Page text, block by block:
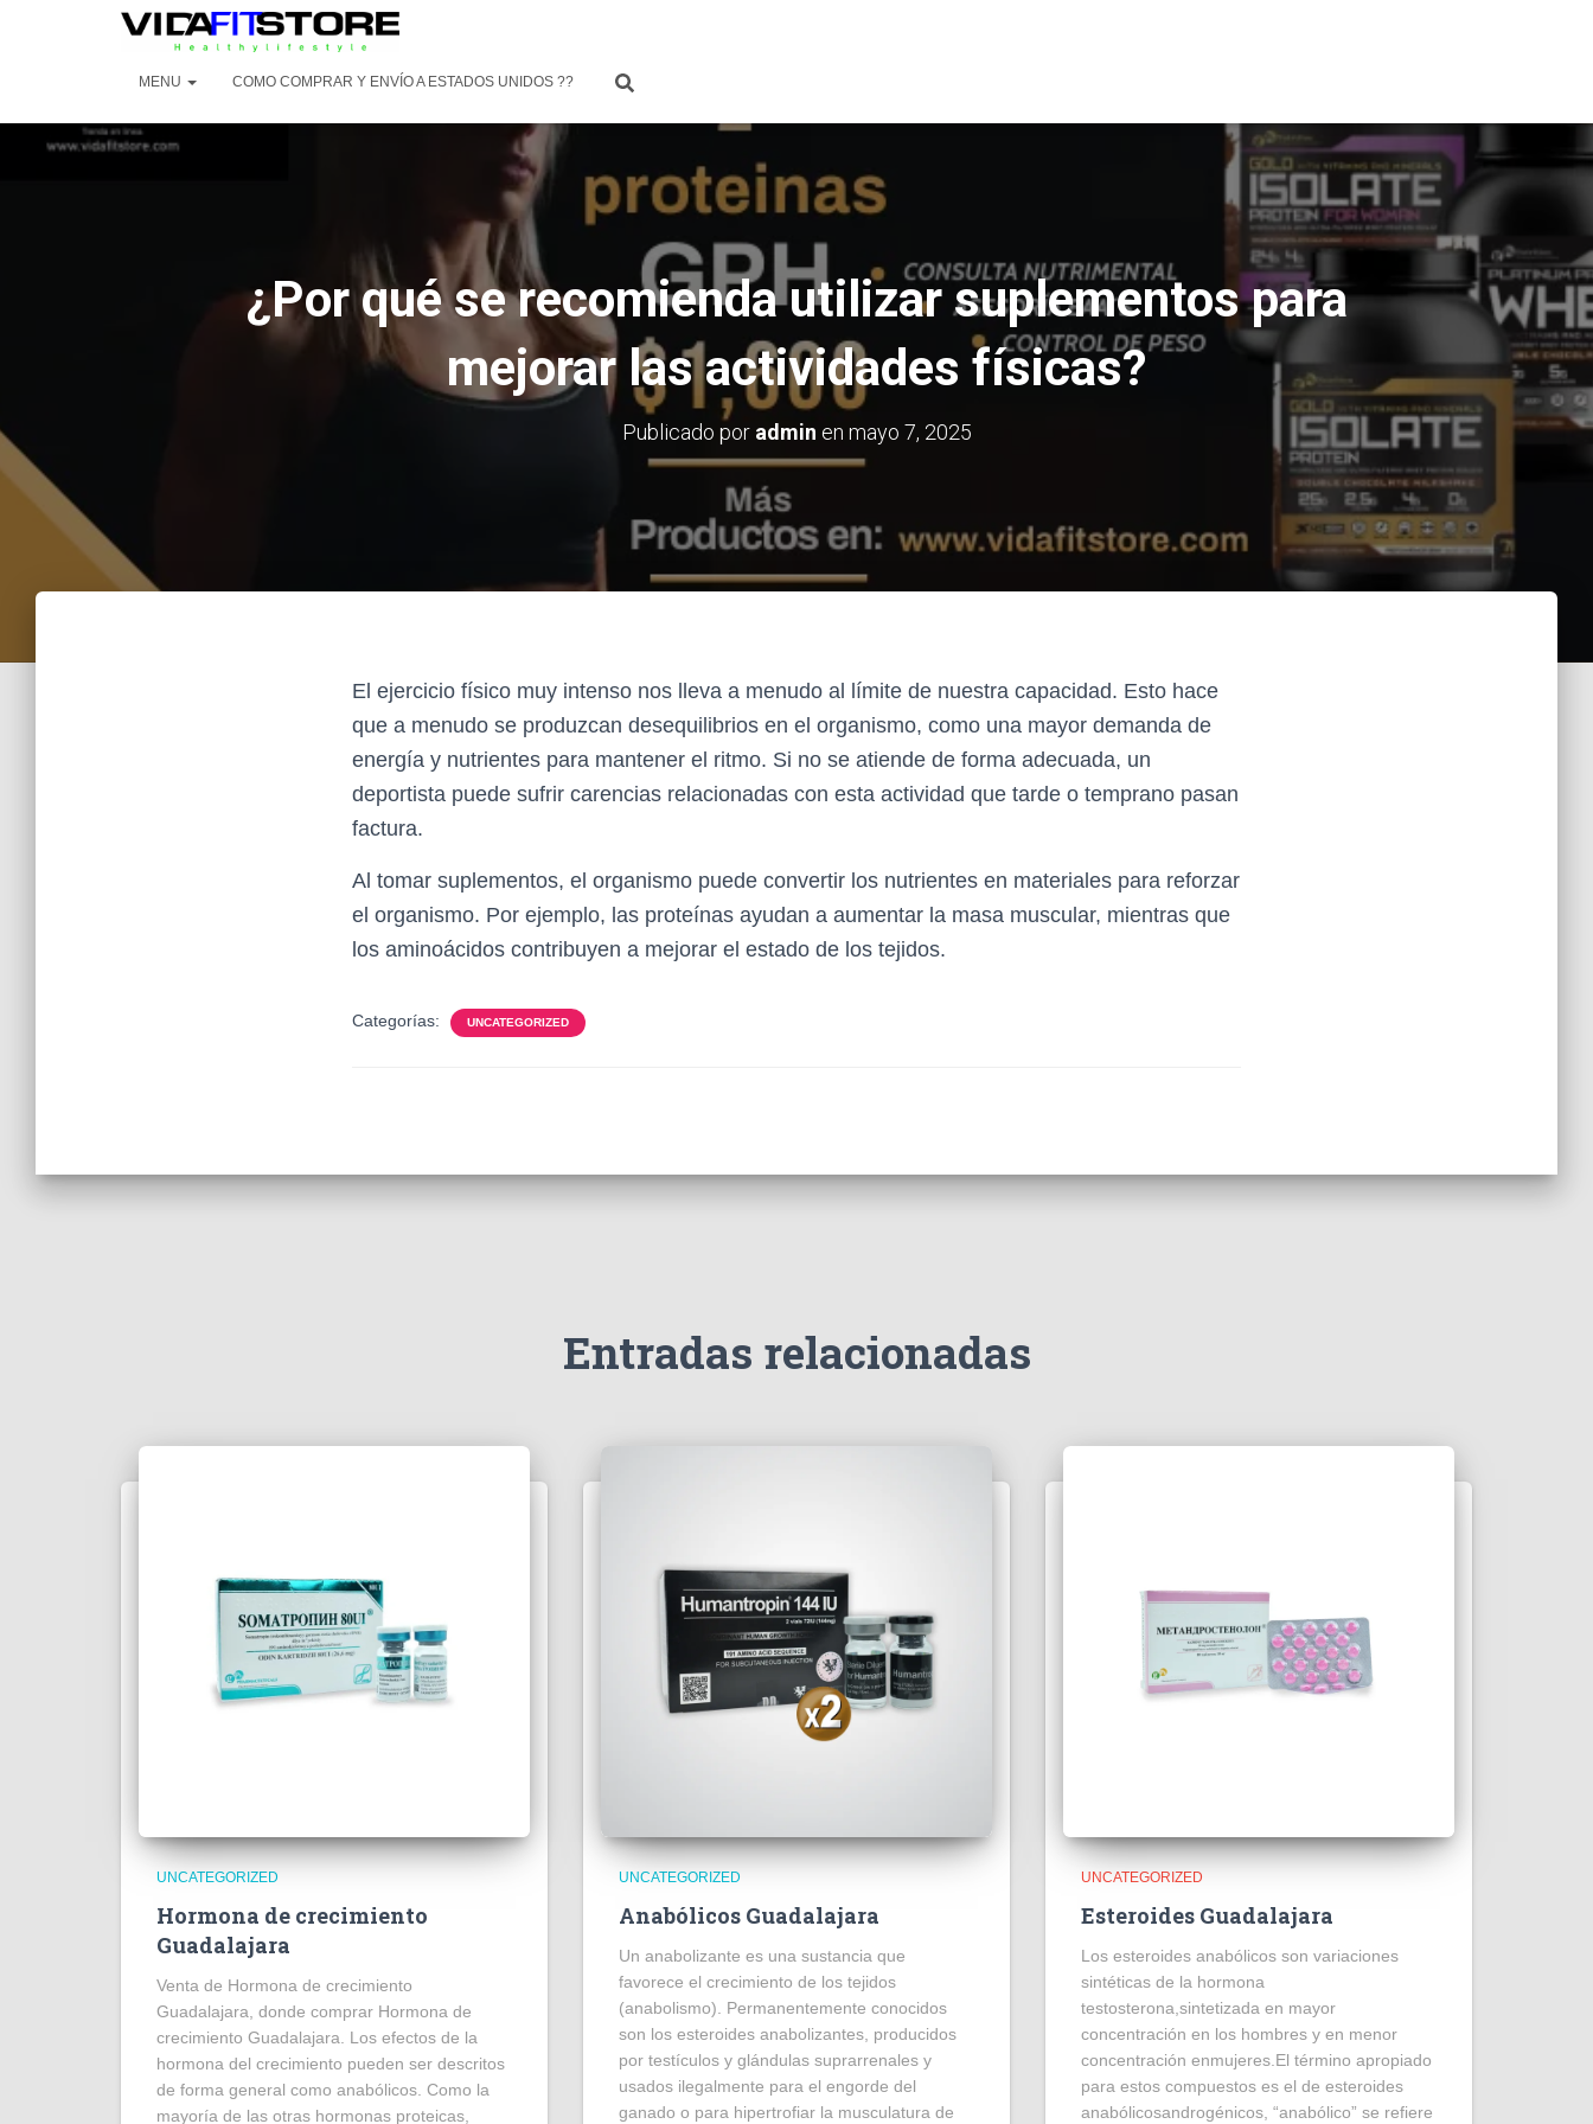
MENU COMO COMPRAR Y ENVÍO A ESTADOS UNIDOS ??
¿Por qué se recomienda utilizar suplementos para
mejorar las actividades físicas?
Publicado por admin en mayo 7, 2025
El ejercicio físico muy intenso nos lleva a menudo al límite de nuestra capacidad. Esto hace
que a menudo se produzcan desequilibrios en el organismo, como una mayor demanda de
energía y nutrientes para mantener el ritmo. Si no se atiende de forma adecuada, un
deportista puede sufrir carencias relacionadas con esta actividad que tarde o temprano pasan
factura.
Al tomar suplementos, el organismo puede convertir los nutrientes en materiales para reforzar
el organismo. Por ejemplo, las proteínas ayudan a aumentar la masa muscular, mientras que
los aminoácidos contribuyen a mejorar el estado de los tejidos.
Categorías: UNCATEGORIZED
Entradas relacionadas
UNCATEGORIZED
Hormona de crecimiento
Guadalajara
Venta de Hormona de crecimiento
Guadalajara, donde comprar Hormona de
crecimiento Guadalajara. Los efectos de la
hormona del crecimiento pueden ser descritos
de forma general como anabólicos. Como la
mayoría de las otras hormonas proteicas,
UNCATEGORIZED
Anabólicos Guadalajara
Un anabolizante es una sustancia que
favorece el crecimiento de los tejidos
(anabolismo). Permanentemente conocidos
son los esteroides anabolizantes, producidos
por testículos y glándulas suprarrenales y
usados ilegalmente para el engorde del
ganado o para hipertrofiar la musculatura de
UNCATEGORIZED
Esteroides Guadalajara
Los esteroides anabólicos son variaciones
sintéticas de la hormona
testosterona,sintetizada en mayor
concentración en los hombres y en menor
concentración enmujeres.El término apropiado
para estos compuestos es el de esteroides
anabólicosandrogénicos, “anabólico” se refiere